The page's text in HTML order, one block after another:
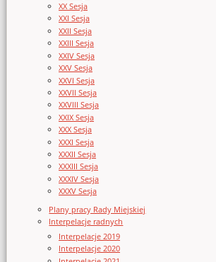
XX Sesja
XXI Sesja
XXII Sesja
XXIII Sesja
XXIV Sesja
XXV Sesja
XXVI Sesja
XXVII Sesja
XXVIII Sesja
XXIX Sesja
XXX Sesja
XXXI Sesja
XXXII Sesja
XXXIII Sesja
XXXIV Sesja
XXXV Sesja
Plany pracy Rady Miejskiej
Interpelacje radnych
Interpelacje 2019
Interpelacje 2020